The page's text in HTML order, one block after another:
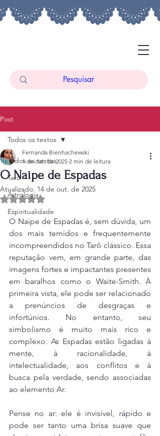
Post
Todos os textos
Tarô
Astrologia
Espiritualidade
Todos os textos
O Naipe de Espadas
Fernanda Bienhachewski
1 de out. de 2025 2 min de leitura
Atualizado: 14 de out. de 2025
Avaliado com NaN de 5 estrelas.
O Naipe de Espadas é, sem dúvida, um
dos mais temidos e frequentemente
incompreendidos no Tarô clássico. Essa
reputação vem, em grande parte, das
imagens fortes e impactantes presentes
em baralhos como o Waite-Smith. À
primeira vista, ele pode ser relacionado
a prenúncios de desgraças e
infortúnios. No entanto, seu
simbolismo é muito mais rico e
complexo. As Espadas estão ligadas à
mente, à racionalidade, à
intelectualidade, aos conflitos e à
busca pela verdade, sendo associadas
ao elemento Ar.
Pense no ar: ele é invisível, rápido e
pode ser tanto uma brisa suave que